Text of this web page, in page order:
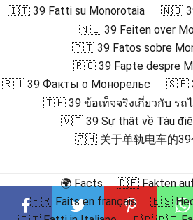
🇮🇹 39 Fatti su Monorotaia
🇳🇴 39
🇳🇱 39 Feiten over
🇵🇹 39 Fatos sobre
🇷🇴 39 Fapte despre
🇷🇺 39 Факты о Монорельс
🇸🇪
🇹🇭 39 ข้อเท็จจริงเกี่ยวกับ รถ
🇻🇮 39 Sự thật về Tàu
🇿🇭 关于单轨电车的39
🌍 Facts
🇩🇪 Fakten
🇫🇷 Faits en français
🇪🇸